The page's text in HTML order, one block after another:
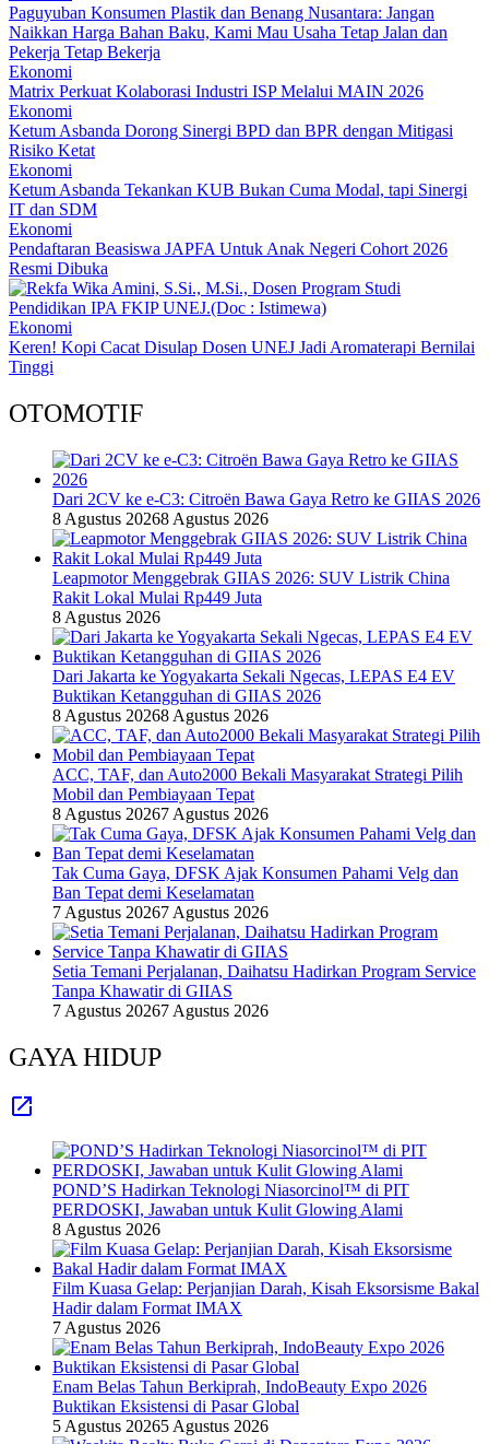
Paguyuban Konsumen Plastik dan Benang Nusantara: Jangan
Naikkan Harga Bahan Baku, Kami Mau Usaha Tetap Jalan dan
Pekerja Tetap Bekerja
Ekonomi
Matrix Perkuat Kolaborasi Industri ISP Melalui MAIN 2026
Ekonomi
Ketum Asbanda Dorong Sinergi BPD dan BPR dengan Mitigasi
Risiko Ketat
Ekonomi
Ketum Asbanda Tekankan KUB Bukan Cuma Modal, tapi Sinergi
IT dan SDM
Ekonomi
Pendaftaran Beasiswa JAPFA Untuk Anak Negeri Cohort 2026
Resmi Dibuka
Ekonomi
Keren! Kopi Cacat Disulap Dosen UNEJ Jadi Aromaterapi Bernilai
Tinggi
OTOMOTIF
Dari 2CV ke e-C3: Citroën Bawa Gaya Retro ke GIIAS 2026
8 Agustus 20268 Agustus 2026
Leapmotor Menggebrak GIIAS 2026: SUV Listrik China
Rakit Lokal Mulai Rp449 Juta
8 Agustus 2026
Dari Jakarta ke Yogyakarta Sekali Ngecas, LEPAS E4 EV
Buktikan Ketangguhan di GIIAS 2026
8 Agustus 20268 Agustus 2026
ACC, TAF, dan Auto2000 Bekali Masyarakat Strategi Pilih
Mobil dan Pembiayaan Tepat
8 Agustus 20267 Agustus 2026
Tak Cuma Gaya, DFSK Ajak Konsumen Pahami Velg dan
Ban Tepat demi Keselamatan
7 Agustus 20267 Agustus 2026
Setia Temani Perjalanan, Daihatsu Hadirkan Program Service
Tanpa Khawatir di GIIAS
7 Agustus 20267 Agustus 2026
GAYA HIDUP
POND’S Hadirkan Teknologi Niasorcinol™ di PIT
PERDOSKI, Jawaban untuk Kulit Glowing Alami
8 Agustus 2026
Film Kuasa Gelap: Perjanjian Darah, Kisah Eksorsisme Bakal
Hadir dalam Format IMAX
7 Agustus 2026
Enam Belas Tahun Berkiprah, IndoBeauty Expo 2026
Buktikan Eksistensi di Pasar Global
5 Agustus 20265 Agustus 2026